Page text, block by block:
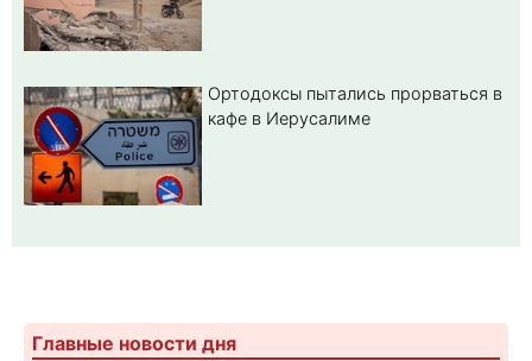
Ортодоксы пытались прорваться в
кафе в Иерусалиме
Главные новости дня